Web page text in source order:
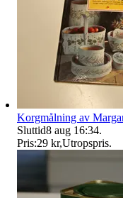
Korgmålning av
Sluttid8 aug 16:34.
Pris:29 kr,Utropspris.